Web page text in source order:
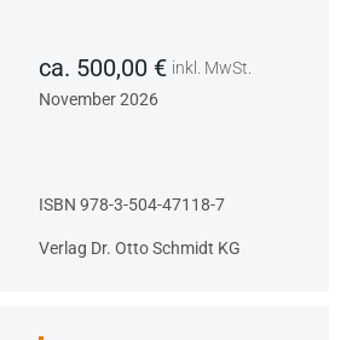
ca. 500,00 € inkl. MwSt.
November 2026
ISBN 978-3-504-47118-7
Verlag Dr. Otto Schmidt KG